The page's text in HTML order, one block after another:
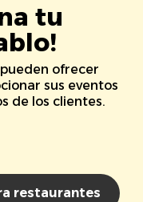
tu
ofrecer
sus eventos
de los clientes.
restaurantes